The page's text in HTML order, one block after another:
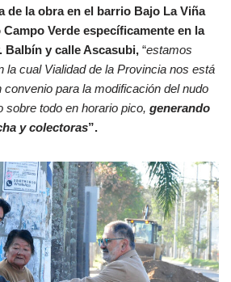
de la obra en el barrio Bajo La Viña
Verde específicamente en la
Balbín y calle Ascasubi, “estamos
la cual Vialidad de la Provincia nos está
para la modificación del nudo
sobre todo en horario pico, generando
y colectoras”.